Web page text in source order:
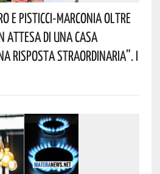
E Pisticci-Marconia Oltre
Attesa Di Una Casa
Risposta Straordinaria”. I